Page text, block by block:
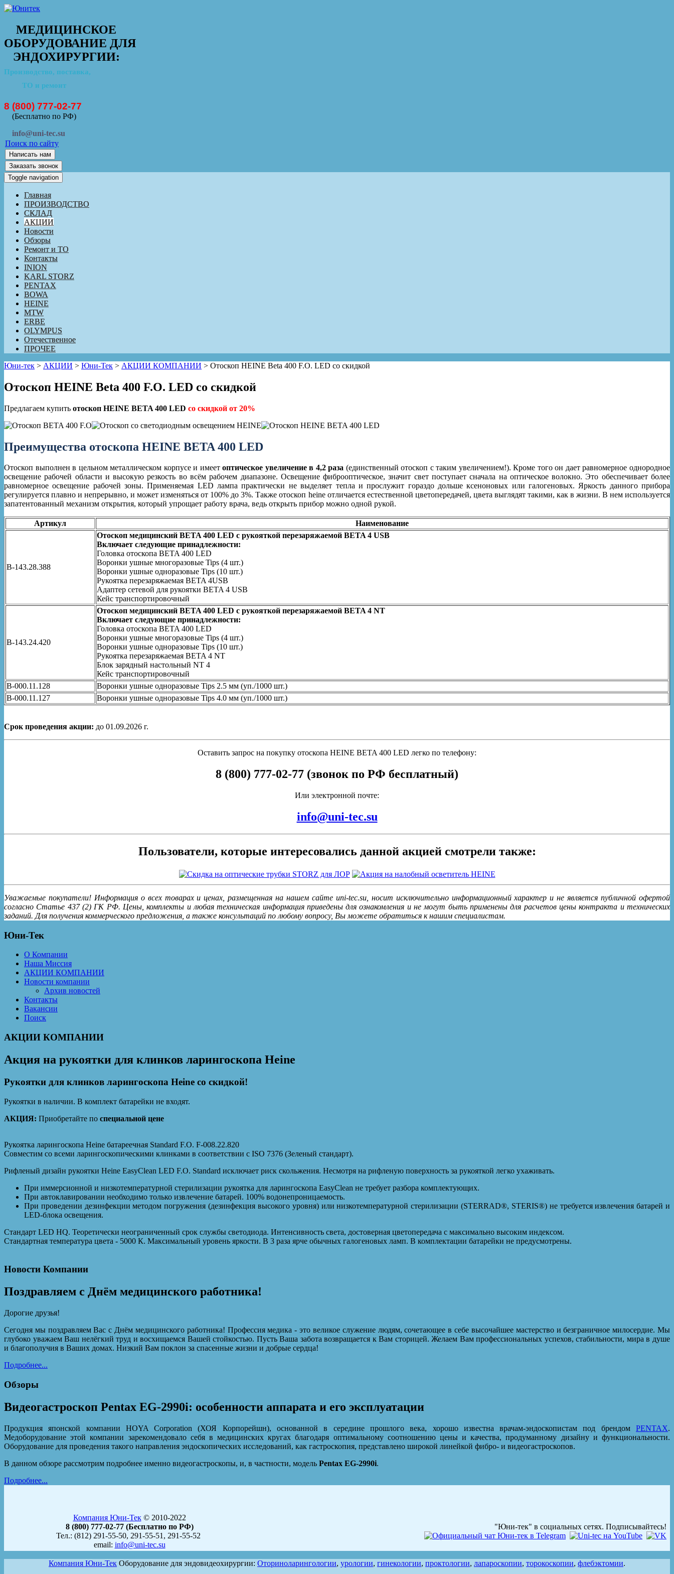
МЕДИЦИНСКОЕ
ОБОРУДОВАНИЕ ДЛЯ
ЭНДОХИРУРГИИ:
Производство, поставка,
ТО и ремонт
8 (800) 777-02-77
(Бесплатно по РФ)
info@uni-tec.su
Поиск по сайту
Написать нам
Заказать звонок
Toggle navigation
Главная
ПРОИЗВОДСТВО
СКЛАД
АКЦИИ
Новости
Обзоры
Ремонт и ТО
Контакты
INION
KARL STORZ
PENTAX
BOWA
HEINE
MTW
ERBE
OLYMPUS
Отечественное
ПРОЧЕЕ
Юни-тек > АКЦИИ > Юни-Тек > АКЦИИ КОМПАНИИ > Отоскоп HEINE Beta 400 F.O. LED со скидкой
Отоскоп HEINE Beta 400 F.O. LED со скидкой
Предлагаем купить отоскоп HEINE BETA 400 LED со скидкой от 20%
Преимущества отоскопа HEINE BETA 400 LED
Отоскоп выполнен в цельном металлическом корпусе и имеетоптическое увеличение в 4,2 раза (единственный отоскоп с таким увеличением!). Кроме того он дает равномерное однородное
освещение рабочей области и высокую резкость во всём рабочем диапазоне. Освещение фиброоптическое, значит свет поступает сначала на оптическое волокно. Это обеспечивает более
равномерное освещение рабочей зоны. Применяемая LED лампа практически не выделяет тепла и прослужит гораздо дольше ксеноновых или галогеновых. Яркость данного прибора
регулируется плавно и непрерывно, и может изменяться от 100% до 3%. Также отоскоп heine отличается естественной цветопередачей, цвета выглядят такими, как в жизни. В нем используется
запатентованный механизм открытия, который упрощает работу врача, ведь открыть прибор можно одной рукой.
Артикул Наименование
B-143.28.388
Отоскоп медицинский BETA 400 LED с рукояткой перезаряжаемой BETA 4 USB
Включает следующие принадлежности:
Головка отоскопа BETA 400 LED
Воронки ушные многоразовые Tips (4 шт.)
Воронки ушные одноразовые Tips (10 шт.)
Рукоятка перезаряжаемая BETA 4USB
Адаптер сетевой для рукоятки BETA 4 USB
Кейс транспортировочный
B-143.24.420
Отоскоп медицинский BETA 400 LED с рукояткой перезаряжаемой BETA 4 NT
Включает следующие принадлежности:
Головка отоскопа BETA 400 LED
Воронки ушные многоразовые Tips (4 шт.)
Воронки ушные одноразовые Tips (10 шт.)
Рукоятка перезаряжаемая BETA 4 NT
Блок зарядный настольный NT 4
Кейс транспортировочный
В-000.11.128
Воронки ушные одноразовые Tips 2.5 мм (уп./1000 шт.)
В-000.11.127
Воронки ушные одноразовые Tips 4.0 мм (уп./1000 шт.)
Срок проведения акции: до 01.09.2026 г.
Оставить запрос на покупку отоскопа HEINE BETA 400 LED легко по телефону:
8 (800) 777-02-77 (звонок по РФ бесплатный)
Или электронной почте:
info@uni-tec.su
Пользователи, которые интересовались данной акцией смотрели также:
Уважаемые покупатели! Информация о всех товарах и ценах, размещенная на нашем сайте uni-tec.su, носит исключительно информационный характер и не является публичной офертой
согласно Статье 437 (2) ГК РФ. Цены, комплекты и любая техническая информация приведены для ознакомления и не могут быть применены для расчетов цены контракта и технических
заданий. Для получения коммерческого предложения, а также консультаций по любому вопросу, Вы можете обратиться к нашим специалистам.
Юни-Тек
О Компании
Наша Миссия
АКЦИИ КОМПАНИИ
Новости компании
Архив новостей
Контакты
Вакансии
Поиск
АКЦИИ КОМПАНИИ
Акция на рукоятки для клинков ларингоскопа Heine
Рукоятки для клинков ларингоскопа Heine со скидкой!
Рукоятки в наличии. В комплект батарейки не входят.
АКЦИЯ: Приобретайте по специальной цене
Рукоятка ларингоскопа Heine батареечная Standard F.O. F-008.22.820
Совместим со всеми ларингоскопическими клинками в соответствии с ISO 7376 (Зеленый стандарт).
Рифленый дизайн рукоятки Heine EasyClean LED F.O. Standard исключает риск скольжения. Несмотря на рифленую поверхность за рукояткой легко ухаживать.
При иммерсионной и низкотемпературной стерилизации рукоятка для ларингоскопа EasyClean не требует разбора комплектующих.
При автоклавировании необходимо только извлечение батарей. 100% водонепроницаемость.
При проведении дезинфекции методом погружения (дезинфекция высокого уровня) или низкотемпературной стерилизации (STERRAD®, STERIS®) не требуется извлечения батарей и
LED-блока освещения.
Стандарт LED HQ. Теоретически неограниченный срок службы светодиода. Интенсивность света, достоверная цветопередача с максимально высоким индексом.
Стандартная температура цвета - 5000 К. Максимальный уровень яркости. В 3 раза ярче обычных галогеновых ламп. В комплектации батарейки не предусмотрены.
Новости Компании
Поздравляем с Днём медицинского работника!
Дорогие друзья!
Сегодня мы поздравляем Вас с Днём медицинского работника! Профессия медика - это великое служение людям, сочетающее в себе высочайшее мастерство и безграничное милосердие. Мы
глубоко уважаем Ваш нелёгкий труд и восхищаемся Вашей стойкостью. Пусть Ваша забота возвращается к Вам сторицей. Желаем Вам профессиональных успехов, стабильности, мира в душе
и благополучия в Ваших домах. Низкий Вам поклон за спасенные жизни и добрые сердца!
Подробнее...
Обзоры
Видеогастроскоп Pentax EG-2990i: особенности аппарата и его эксплуатации
Продукция японской компании HOYA Corporation (ХОЯ Корпорейшн), основанной в середине прошлого века, хорошо известна врачам-эндоскопистам под брендом PENTAX.
Медоборудование этой компании зарекомендовало себя в медицинских кругах благодаря оптимальному соотношению цены и качества, продуманному дизайну и функциональности.
Оборудование для проведения такого направления эндоскопических исследований, как гастроскопия, представлено широкой линейкой фибро- и видеогастроскопов.
В данном обзоре рассмотрим подробнее именно видеогастроскопы, и, в частности, модель Pentax EG-2990i.
Подробнее...
Компания Юни-Тек© 2010-2022
8 (800) 777-02-77 (Бесплатно по РФ)
Тел.: (812) 291-55-50, 291-55-51, 291-55-52
email: info@uni-tec.su
"Юни-тек" в социальных сетях. Подписывайтесь!
Компания Юни-Тек Оборудование для эндовидеохирургии: Оториноларингологии, урологии, гинекологии, проктологии, лапароскопии, торокоскопии, флебэктомии.